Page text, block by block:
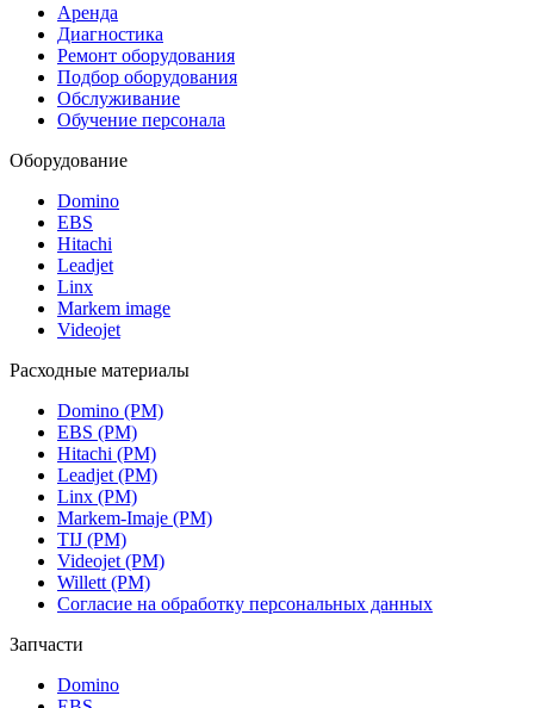
Аренда
Диагностика
Ремонт оборудования
Подбор оборудования
Обслуживание
Обучение персонала
Оборудование
Domino
EBS
Hitachi
Leadjet
Linx
Markem image
Videojet
Расходные материалы
Domino (РМ)
EBS (РМ)
Hitachi (РМ)
Leadjet (РМ)
Linx (РМ)
Markem-Imaje (РМ)
TIJ (РМ)
Videojet (РМ)
Willett (РМ)
Согласие на обработку персональных данных
Запчасти
Domino